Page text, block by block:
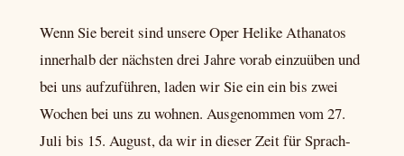
Wenn Sie bereit sind unsere Oper Helike Athanatos
innerhalb der nächsten drei Jahre vorab einzuüben und
bei uns aufzuführen, laden wir Sie ein ein bis zwei
Wochen bei uns zu wohnen. Ausgenommen vom 27.
Juli bis 15. August, da wir in dieser Zeit für Sprach-